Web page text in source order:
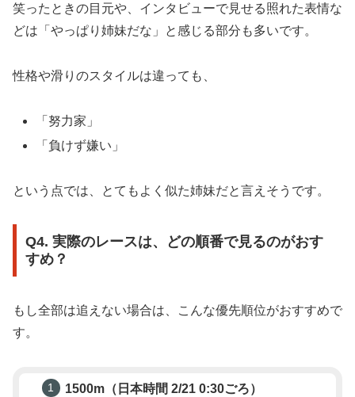
笑ったときの目元や、インタビューで見せる照れた表情な
どは「やっぱり姉妹だな」と感じる部分も多いです。
性格や滑りのスタイルは違っても、
「努力家」
「負けず嫌い」
という点では、とてもよく似た姉妹だと言えそうです。
Q4. 実際のレースは、どの順番で見るのがおす
すめ？
もし全部は追えない場合は、こんな優先順位がおすすめで
す。
1500m（日本時間 2/21 0:30ごろ）